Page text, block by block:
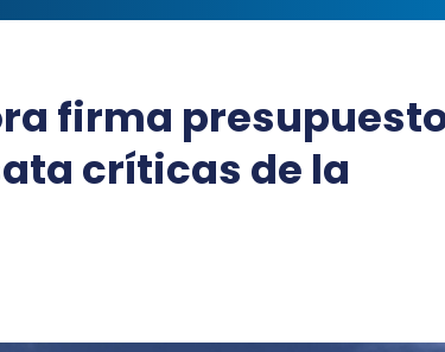
firma
críticas de la